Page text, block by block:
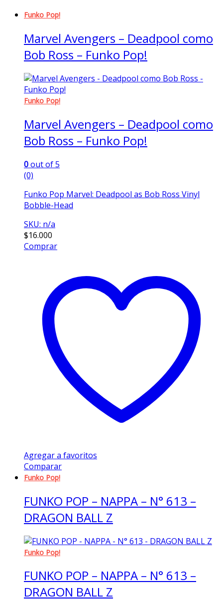
Funko Pop!
Marvel Avengers – Deadpool como
Bob Ross – Funko Pop!
Funko Pop!
Marvel Avengers – Deadpool como
Bob Ross – Funko Pop!
0out of 5
(0)
Funko Pop Marvel: Deadpool as Bob Ross Vinyl
Bobble-Head
SKU: n/a
$16.000
Comprar
Agregar a favoritos
Comparar
Funko Pop!
FUNKO POP – NAPPA – N° 613 –
DRAGON BALL Z
Funko Pop!
FUNKO POP – NAPPA – N° 613 –
DRAGON BALL Z